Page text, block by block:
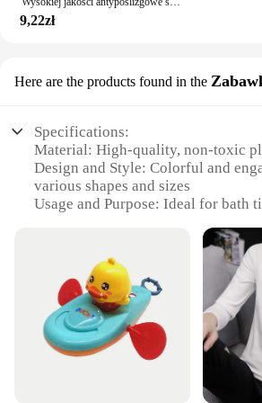
looking to stock a diverse range of
The variety of styles included in the
you're looking to expand your
merchandise.
9,22zł
Here are the products found in the
Specifications:
Material: High-quality, non-toxic
Design and Style: Colorful and
various shapes and sizes
Usage and Purpose: Ideal for bath
Performance and Property:
Typical Adaptive Scenario:
aged 3-10 years
Parts and Accessories: Comes
pieces to enhance playtime